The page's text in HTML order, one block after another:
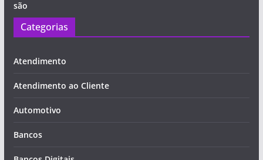
são
Categorias
Atendimento
Atendimento ao Cliente
Automotivo
Bancos